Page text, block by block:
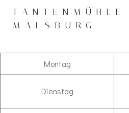
Inhalt
TANTENMÜHLE
MALSBURG
Montag
Dienstag